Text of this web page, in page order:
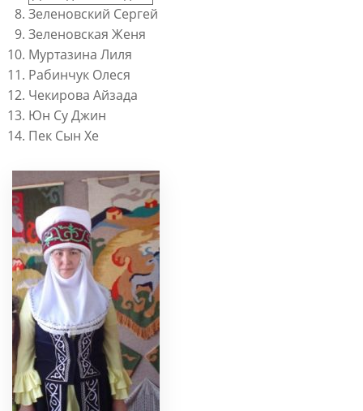
Зеленовский Сергей
Зеленовская Женя
Муртазина Лиля
Рабинчук Олеся
Чекирова Айзада
Юн Су Джин
Пек Сын Хе